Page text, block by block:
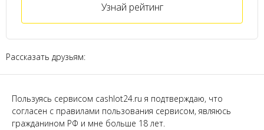
Узнай рейтинг
Рассказать друзьям:
Пользуясь сервисом cashlot24.ru я подтверждаю, что
согласен с правилами пользования сервисом, являюсь
гражданином РФ и мне больше 18 лет.